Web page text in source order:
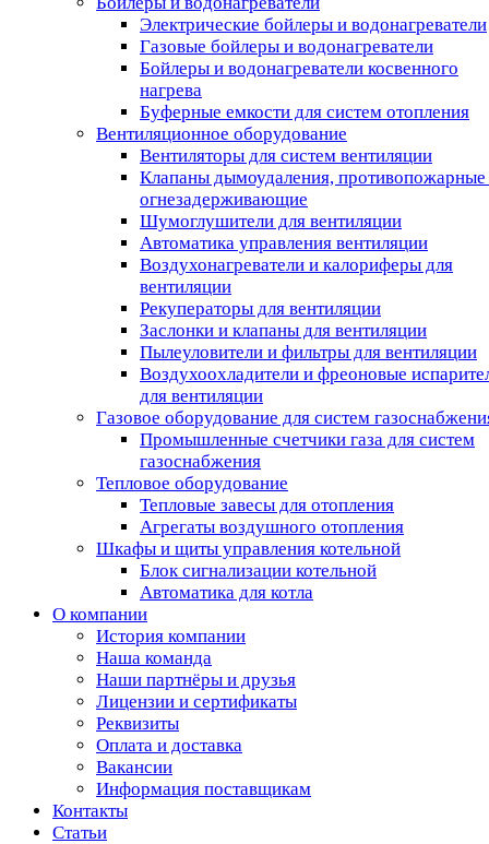
Электрические бойлеры и водонагреватели
Газовые бойлеры и водонагреватели
Бойлеры и водонагреватели косвенного
нагрева
Буферные емкости для систем отопления
Вентиляционное оборудование
Вентиляторы для систем вентиляции
Клапаны дымоудаления, противопожарные
огнезадерживающие
Шумоглушители для вентиляции
Автоматика управления вентиляции
Воздухонагреватели и калориферы для
вентиляции
Рекуператоры для вентиляции
Заслонки и клапаны для вентиляции
Пылеуловители и фильтры для вентиляции
Воздухоохладители и фреоновые
для вентиляции
Газовое оборудование для систем
Промышленные счетчики газа для систем
газоснабжения
Тепловое оборудование
Тепловые завесы для отопления
Агрегаты воздушного отопления
Шкафы и щиты управления котельной
Блок сигнализации котельной
Автоматика для котла
О компании
История компании
Наша команда
Наши партнёры и друзья
Лицензии и сертификаты
Реквизиты
Оплата и доставка
Вакансии
Информация поставщикам
Контакты
Статьи